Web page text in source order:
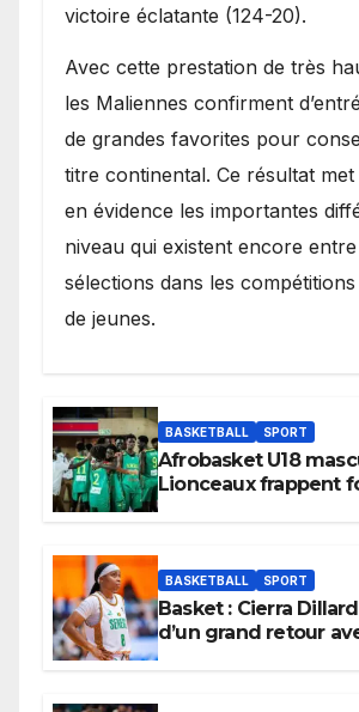
victoire éclatante (124-20).
Avec cette prestation de très
les Maliennes confirment
de grandes favorites pour
titre continental. Ce résultat met
en évidence les importantes
niveau qui existent encore
sélections dans les
de jeunes.
BASKETBALL SPORT
Afrobasket U18
Lionceaux frappent
BASKETBALL SPORT
Basket : Cierra
d’un grand retour